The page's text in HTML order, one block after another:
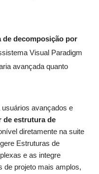
decomposição por
Visual Paradigm
avançada quanto
usuários avançados e
de estrutura de
diretamente na suite
Estruturas de
e as integre
de projeto mais amplos,